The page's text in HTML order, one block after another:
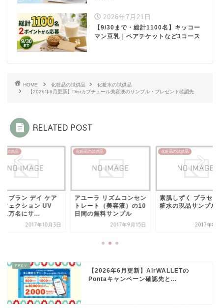
2026年7月21日
【9/30まで・総計1100名】キッコー
マン豆乳｜ペアチケットなど3コース
HOME 化粧品の試供品
化粧水の試供品
【2026年6月更新】Diorカプチュール美容液のサンプル・プレゼント確認先
RELATED POST
の試供品
ーラ リズムコンセン
ート（美容液）の10
の無料サンプル
2017年9月15日
化粧品の試供品
素肌しずく プラセンタ化
粧水の現品サンプル
2017年8月21日
化粧品の試供品
アスタブラン デイ
パーフェクション
2017年10
【2026年6月更新】AirWALLETの
Pontaキャンペーン確認先と...